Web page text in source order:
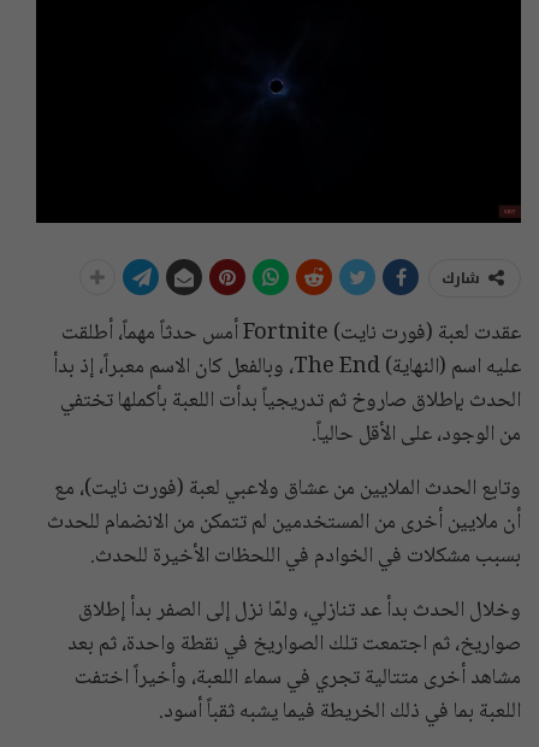
شارك
عقدت لعبة (فورت نايت) Fortnite أمس حدثاً مهماً، أطلقت
عليه اسم (النهاية) The End، وبالفعل كان الاسم معبراً، إذ بدأ
الحدث بإطلاق صاروخ ثم تدريجياً بدأت اللعبة بأكملها تختفي
من الوجود، على الأقل حالياً.
وتابع الحدث الملايين من عشاق ولاعبي لعبة (فورت نايت)، مع
أن ملايين أخرى من المستخدمين لم تتمكن من الانضمام للحدث
بسبب مشكلات في الخوادم في اللحظات الأخيرة للحدث.
وخلال الحدث بدأ عد تنازلي، ولمّا نزل إلى الصفر بدأ إطلاق
صواريخ، ثم اجتمعت تلك الصواريخ في نقطة واحدة، ثم بعد
مشاهد أخرى متتالية تجري في سماء اللعبة، وأخيراً اختفت
اللعبة بما في ذلك الخريطة فيما يشبه ثقباً أسود.